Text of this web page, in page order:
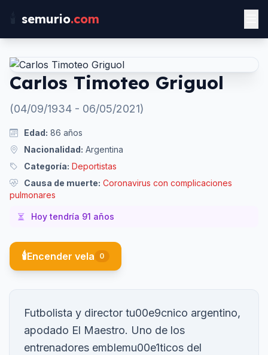
semurio.com
Carlos Timoteo Griguol
(04/09/1934 - 06/05/2021)
Edad: 86 años
Nacionalidad: Argentina
Categoría: Deportistas
Causa de muerte: Coronavirus con complicaciones
pulmonares
Hoy tendría 91 años
🕯️Encender vela 0
Futbolista y director tu00e9cnico argentino,
apodado El Maestro. Uno de los
entrenadores emblemu00e1ticos del